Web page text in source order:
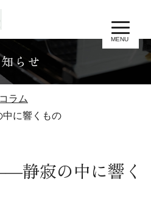
MENU
らせ
コラム
に響くもの
静寂の中に響く